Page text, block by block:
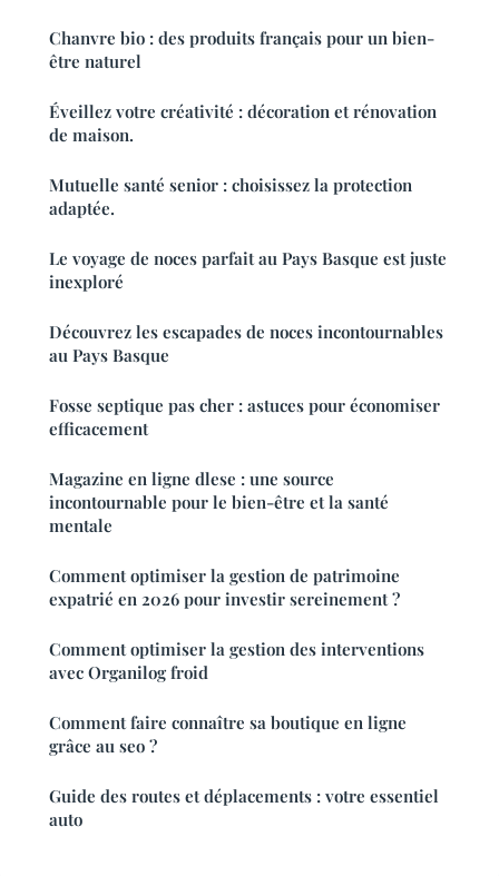
Chanvre bio : des produits français pour un bien-
être naturel
Éveillez votre créativité : décoration et rénovation
de maison.
Mutuelle santé senior : choisissez la protection
adaptée.
Le voyage de noces parfait au Pays Basque est juste
inexploré
Découvrez les escapades de noces incontournables
au Pays Basque
Fosse septique pas cher : astuces pour économiser
efficacement
Magazine en ligne dlese : une source
incontournable pour le bien-être et la santé
mentale
Comment optimiser la gestion de patrimoine
expatrié en 2026 pour investir sereinement ?
Comment optimiser la gestion des interventions
avec Organilog froid
Comment faire connaître sa boutique en ligne
grâce au seo ?
Guide des routes et déplacements : votre essentiel
auto